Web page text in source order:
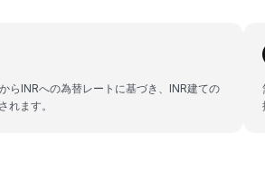
らINRへの為替レートに基づき、INR建ての
れます。